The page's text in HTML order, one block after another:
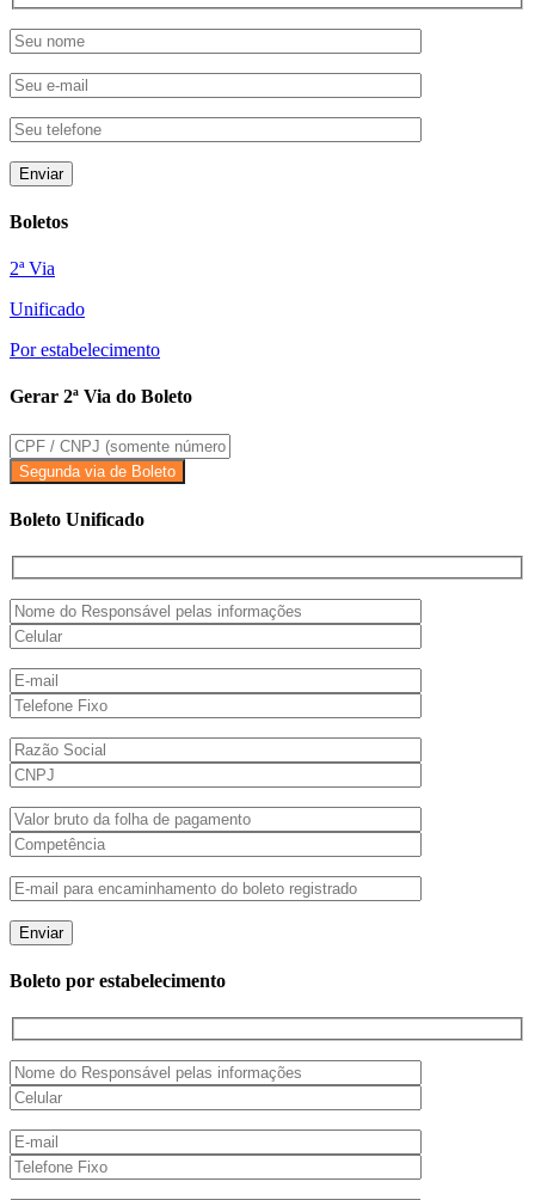
Boletos
2ª Via
Unificado
Por estabelecimento
Gerar 2ª Via do Boleto
Boleto Unificado
Boleto por estabelecimento